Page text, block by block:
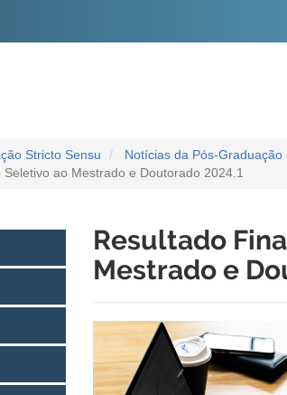
Stricto Sensu
Notícias da Pós-Graduação
ao Mestrado e Doutorado 2024.1
Resultado
Mestrado e